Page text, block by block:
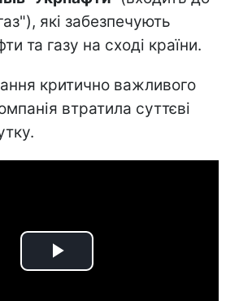
які забезпечують
та газу на сході країни.
критично важливого
втратила суттєві
Play